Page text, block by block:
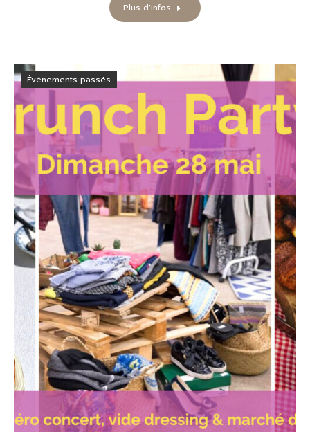
Plus d'infos
Événements passés